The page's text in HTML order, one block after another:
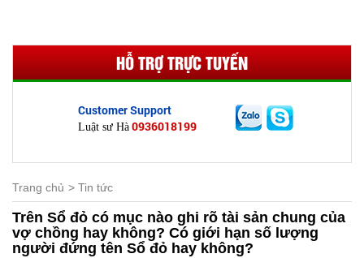
HỖ TRỢ TRỰC TUYẾN
Customer Support
Luật sư Hà 0936018199
Trang chủ Tin tức
Trên Sổ đỏ có mục nào ghi rõ tài sản chung của
vợ chồng hay không? Có giới hạn số lượng
người đứng tên Sổ đỏ hay không?